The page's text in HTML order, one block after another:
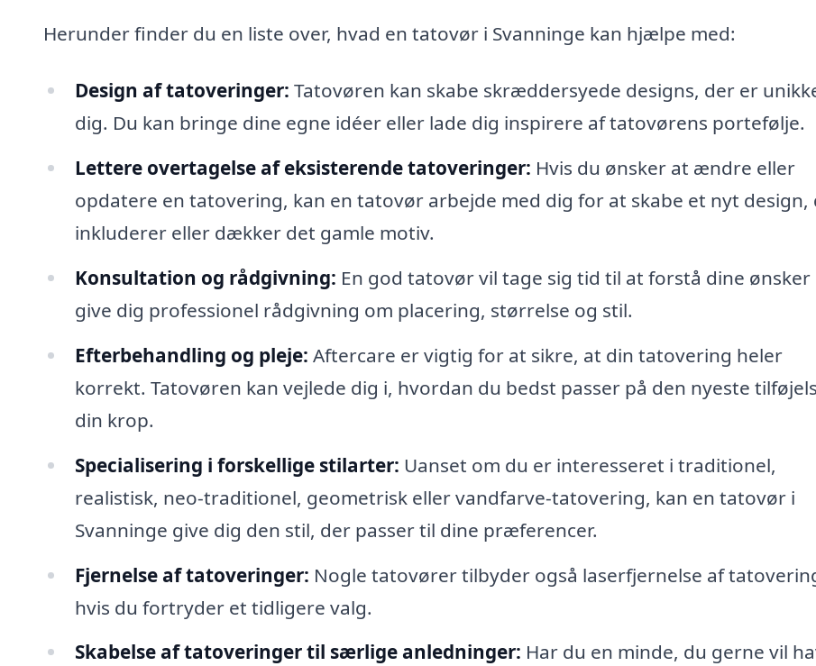
Herunder finder du en liste over, hvad en tatovør i Svanninge kan hjælpe med:
Design af tatoveringer: Tatovøren kan skabe skræddersyede designs, der er
dig. Du kan bringe dine egne idéer eller lade dig inspirere af tatovørens portefølje.
Lettere overtagelse af eksisterende tatoveringer: Hvis du ønsker at ændre eller
opdatere en tatovering, kan en tatovør arbejde med dig for at skabe et nyt design,
inkluderer eller dækker det gamle motiv.
Konsultation og rådgivning: En god tatovør vil tage sig tid til at forstå dine ønsker
give dig professionel rådgivning om placering, størrelse og stil.
Efterbehandling og pleje: Aftercare er vigtig for at sikre, at din tatovering heler
korrekt. Tatovøren kan vejlede dig i, hvordan du bedst passer på den nyeste
din krop.
Specialisering i forskellige stilarter: Uanset om du er interesseret i traditionel,
realistisk, neo-traditionel, geometrisk eller vandfarve-tatovering, kan en tatovør i
Svanninge give dig den stil, der passer til dine præferencer.
Fjernelse af tatoveringer: Nogle tatovører tilbyder også laserfjernelse af
hvis du fortryder et tidligere valg.
Skabelse af tatoveringer til særlige anledninger: Har du en minde, du gerne vil